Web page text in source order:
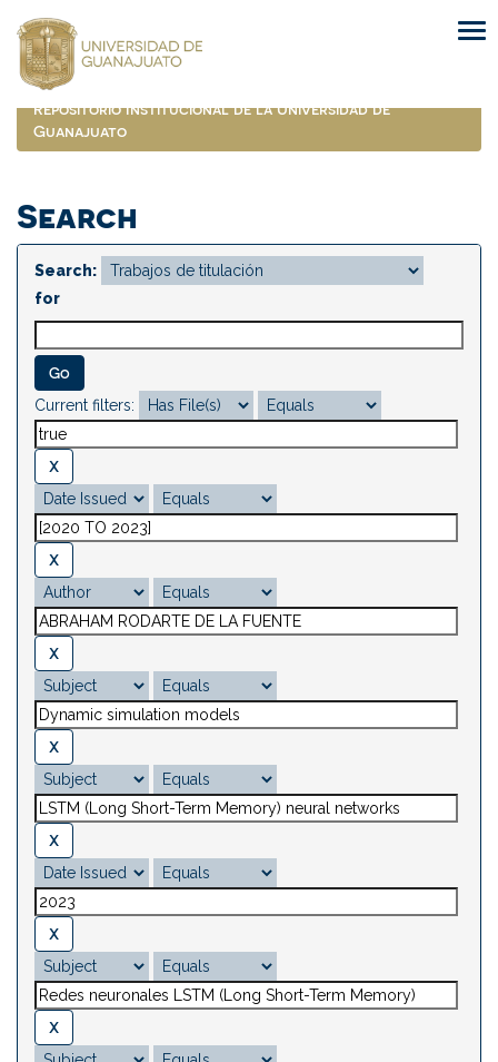
navigation
Repositorio Institucional de la Universidad de
Guanajuato
Search
Search:
for
Current filters: